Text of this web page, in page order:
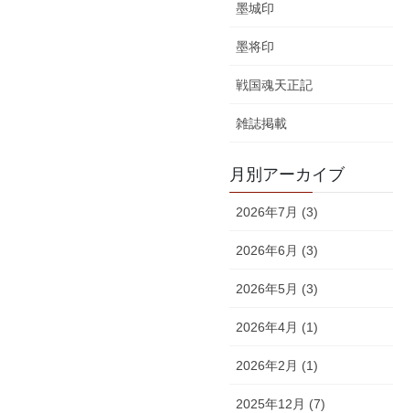
墨城印
墨将印
戦国魂天正記
雑誌掲載
月別アーカイブ
2026年7月 (3)
2026年6月 (3)
2026年5月 (3)
2026年4月 (1)
2026年2月 (1)
2025年12月 (7)